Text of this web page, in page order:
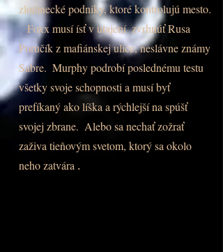
zločinecké podniky, ktoré kontrolujú mesto.
Foxx musí ísť v utajení zvrhnúť Rusa
Poručík z mafiánskej ulice, neslávne známy
Sabre. Murphy podrobí poslednému testu
všetky svoje schopnosti a musí byť
prefíkaný ako líška a rýchlejší na spúšť
svojej zbrane. Alebo sa nechať zožrať
zaživa tieňovým svetom, ktorý sa okolo
neho zatvára .